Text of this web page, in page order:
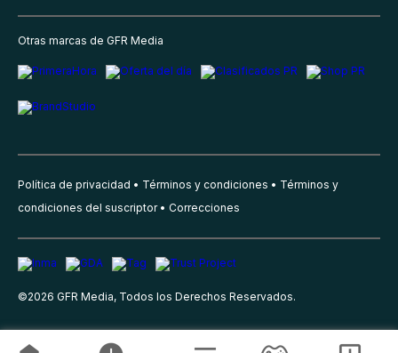
Otras marcas de GFR Media
Política de privacidad Términos y condiciones
Términos y
condiciones del suscriptor
Correcciones
©2026 GFR Media, Todos los Derechos Reservados.